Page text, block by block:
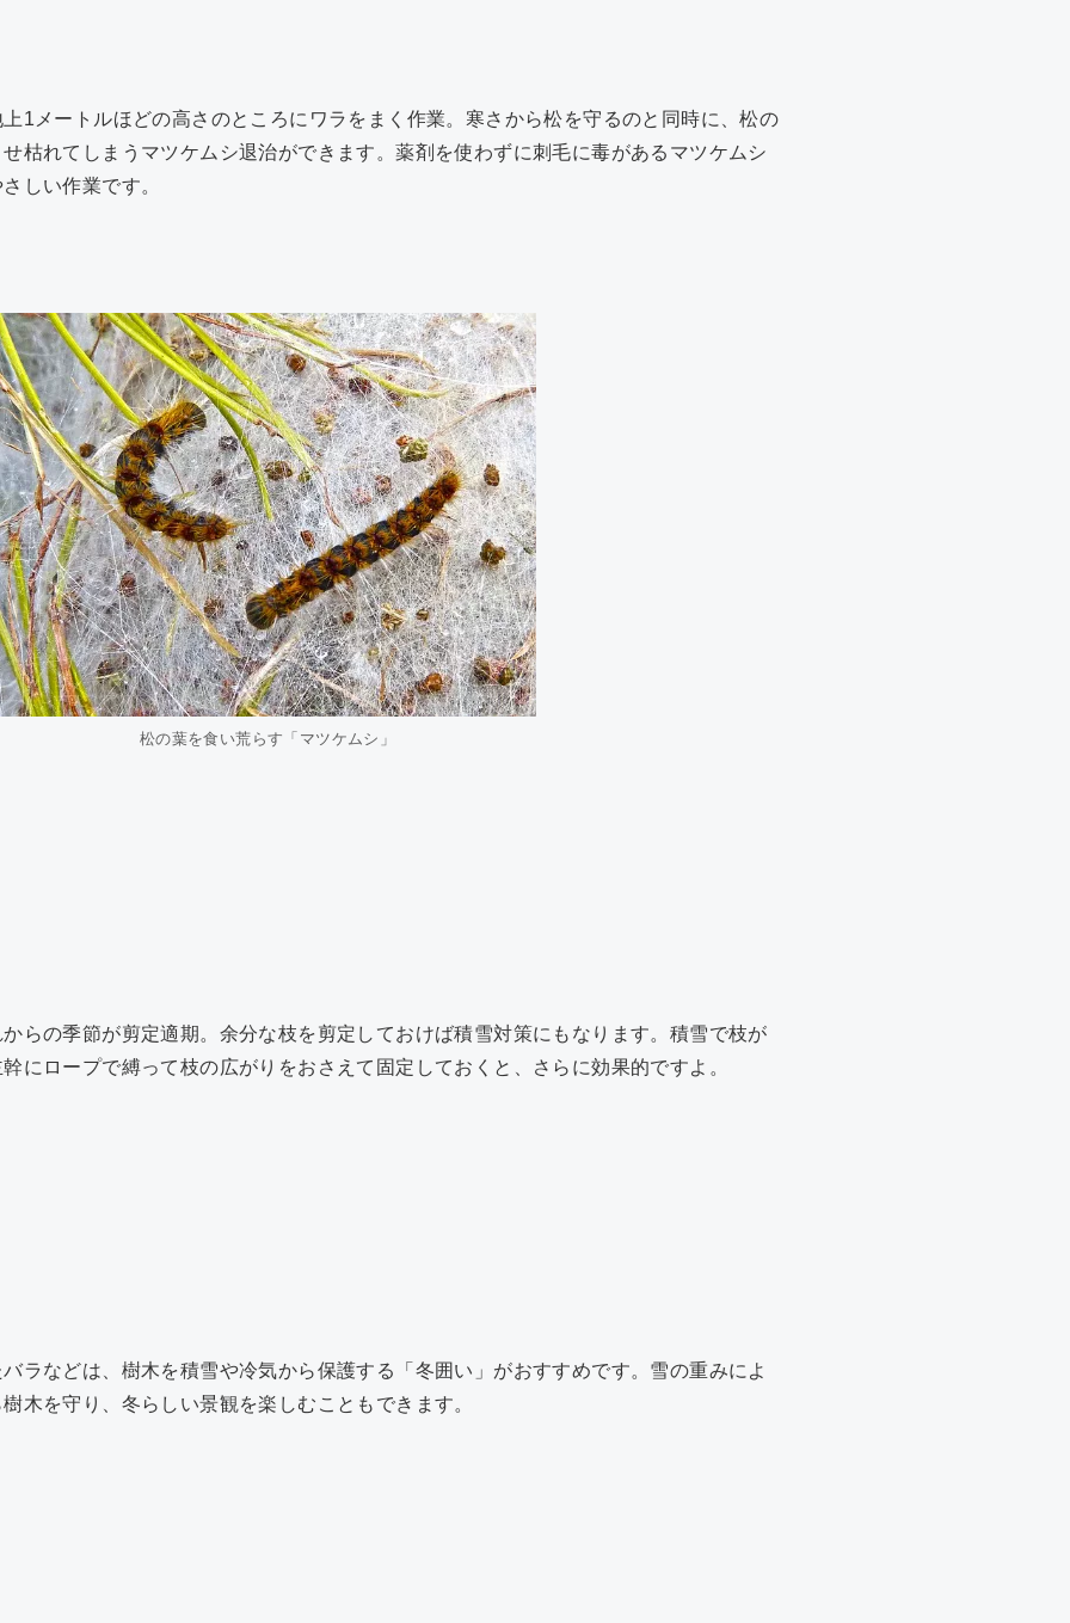
1メートルほどの高さのところにワラをまく作業。寒さから松を守るのと同時に、松の
枯れてしまうマツケムシ退治ができます。薬剤を使わずに刺毛に毒があるマツケムシ
しい作業です。
松の葉を食い荒らす「マツケムシ」
らの季節が剪定適期。余分な枝を剪定しておけば積雪対策にもなります。積雪で枝が
にロープで縛って枝の広がりをおさえて固定しておくと、さらに効果的ですよ。
ラなどは、樹木を積雪や冷気から保護する「冬囲い」がおすすめです。雪の重みによ
木を守り、冬らしい景観を楽しむこともできます。